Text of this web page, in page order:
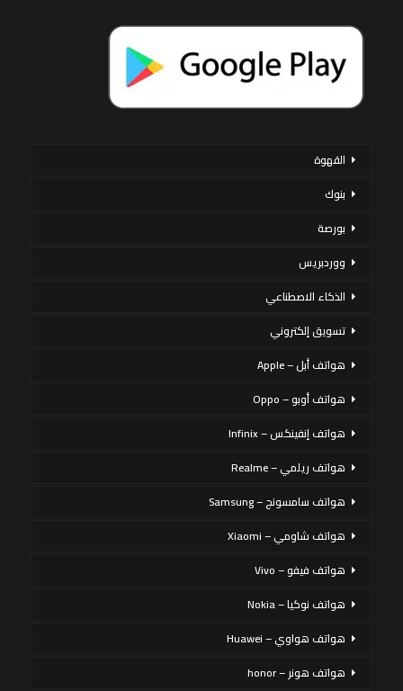
القهوة
بنوك
بورصة
ووردبريس
الذكاء الاصطناعي
تسويق إلكتروني
هواتف أبل – Apple
هواتف أوبو – Oppo
هواتف إنفينكس – Infinix
هواتف ريلمي – Realme
هواتف سامسونج – Samsung
هواتف شاومي – Xiaomi
هواتف فيفو – Vivo
هواتف نوكيا – Nokia
هواتف هواوي – Huawei
هواتف هونر – honor